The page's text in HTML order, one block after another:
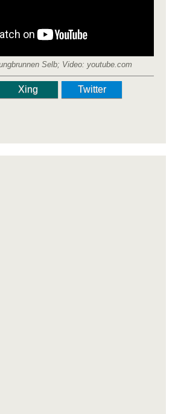
Selb; Video: youtube.com
Xing
Twitter